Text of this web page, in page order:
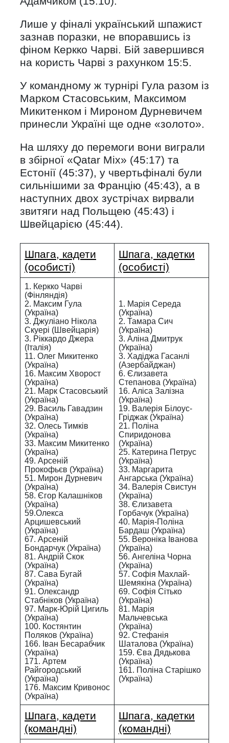
Лише у фіналі український шпажист
зазнав поразки, не впоравшись із
фіном Керкко Чарві. Бій завершився
на користь Чарві з рахунком 15:5.
У командному ж турнірі Гула разом із
Марком Стасовським, Максимом
Микитенком і Мироном Дурневичем
принесли Україні ще одне «золото».
На шляху до перемоги вони виграли
в збірної «Qatar Mix» (45:17) та
Естонії (45:37), у чвертьфіналі були
сильнішими за Францію (45:43), а в
наступних двох зустрічах вирвали
звитяги над Польщею (45:43) і
Швейцарією (45:44).
Шпага, кадети
(особисті)
Шпага, кадетки
(особисті)
1. Керкко Чарві
(Фінляндія)
2. Максим Гула
(Україна)
3. Джуліано Нікола
Скуері (Швейцарія)
3. Ріккардо Джера
(Італія)
11. Олег Микитенко
(Україна)
16. Максим Хворост
(Україна)
21. Марк Стасовський
(Україна)
29. Василь Гавадзин
(Україна)
32. Олесь Тимків
(Україна)
33. Максим Микитенко
(Україна)
49. Арсеній
Прокофьєв (Україна)
51. Мирон Дурневич
(Україна)
58. Єгор Калашніков
(Україна)
59.Олекса
Арцишевський
(Україна)
67. Арсеній
Бондарчук (Україна)
81. Андрій Скок
(Україна)
87. Сава Бугай
(Україна)
91. Олександр
Стабніков (Україна)
97. Марк-Юрій Цигиль
(Україна)
100. Костянтин
Поляков (Україна)
166. Іван Бесарабчик
(Україна)
171. Артем
Райгородський
(Україна)
176. Максим Кривонос
(Україна)
1. Марія Середа
(Україна)
2. Тамара Сич
(Україна)
3. Аліна Дмитрук
(Україна)
3. Хадіджа Гасанлі
(Азербайджан)
6. Єлизавета
Степанова (Україна)
16. Аліса Залізна
(Україна)
19. Валерія Білоус-
Гріджак (Україна)
21. Поліна
Спиридонова
(Україна)
25. Катерина Петрус
(Україна)
33. Маргарита
Ангарська (Україна)
34. Валерія Свистун
(Україна)
38. Єлизавета
Горбачук (Україна)
40. Марія-Поліна
Бардаш (Україна)
55. Вероніка Іванова
(Україна)
56. Ангеліна Чорна
(Україна)
57. Софія Махлай-
Шемякіна (Україна)
69. Софія Сітько
(Україна)
81. Марія
Мальчевська
(Україна)
92. Стефанія
Шаталова (Україна)
159. Єва Дядькова
(Україна)
161. Поліна Старішко
(Україна)
Шпага, кадети
(командні)
Шпага, кадетки
(командні)